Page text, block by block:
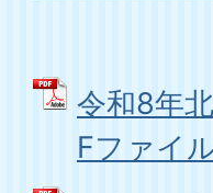
令和8年
Fファイ